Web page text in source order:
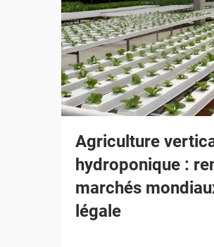
Agriculture
hydroponique :
marchés
légale